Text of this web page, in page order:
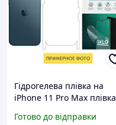
Гідрогелева плівка на
iPhone 11 Pro Max плівка
телефона та на бічні
Готово до відправки